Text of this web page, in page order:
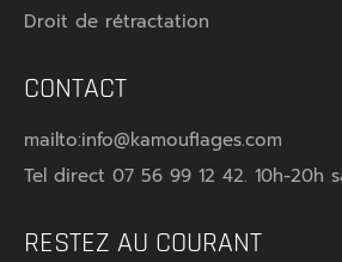
★★★★★
★★★★★
Droit de rétractation
CONTACT
mailto:info@kamouflages.com
Tel direct 07 56 99 12 42. 10h-20h
RESTEZ AU COURANT